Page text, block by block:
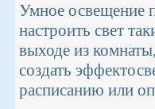
Умное освещение
настроить свет
выходе из
создать
расписанию или